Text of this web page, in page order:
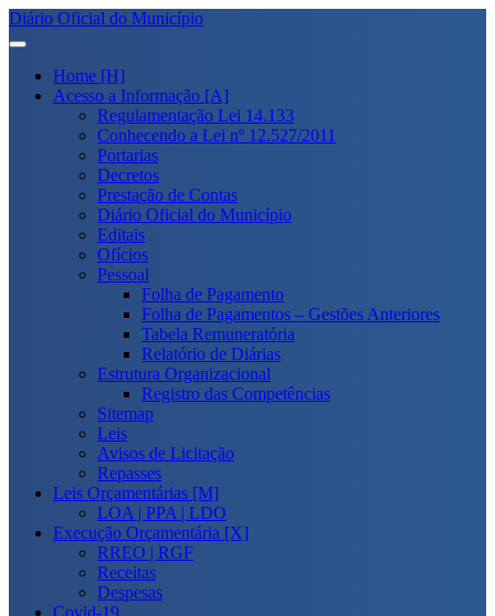
Diário Oficial do Município
Home [H]
Acesso a Informação [A]
Regulamentação Lei 14.133
Conhecendo a Lei nº 12.527/2011
Portarias
Decretos
Prestação de Contas
Diário Oficial do Município
Editais
Ofícios
Pessoal
Folha de Pagamento
Folha de Pagamentos – Gestões Anteriores
Tabela Remuneratória
Relatório de Diárias
Estrutura Organizacional
Registro das Competências
Sitemap
Leis
Avisos de Licitação
Repasses
Leis Orçamentárias [M]
LOA | PPA | LDO
Execução Orçamentária [X]
RREO | RGF
Receitas
Despesas
Covid-19